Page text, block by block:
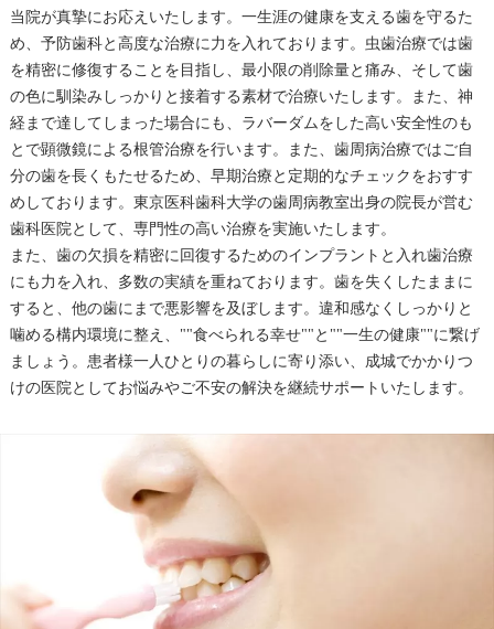
当院が真摯にお応えいたします。一生涯の健康を支える歯を守るた
め、予防歯科と高度な治療に力を入れております。虫歯治療では歯
を精密に修復することを目指し、最小限の削除量と痛み、そして歯
の色に馴染みしっかりと接着する素材で治療いたします。また、神
経まで達してしまった場合にも、ラバーダムをした高い安全性のも
とで顕微鏡による根管治療を行います。また、歯周病治療ではご自
分の歯を長くもたせるため、早期治療と定期的なチェックをおすす
めしております。東京医科歯科大学の歯周病教室出身の院長が営む
歯科医院として、専門性の高い治療を実施いたします。
また、歯の欠損を精密に回復するためのインプラントと入れ歯治療
にも力を入れ、多数の実績を重ねております。歯を失くしたままに
すると、他の歯にまで悪影響を及ぼします。違和感なくしっかりと
噛める構内環境に整え、""食べられる幸せ""と""一生の健康""に繋げ
ましょう。患者様一人ひとりの暮らしに寄り添い、成城でかかりつ
けの医院としてお悩みやご不安の解決を継続サポートいたします。